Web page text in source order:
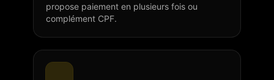
propose paiement en plusieurs fois ou
complément CPF.